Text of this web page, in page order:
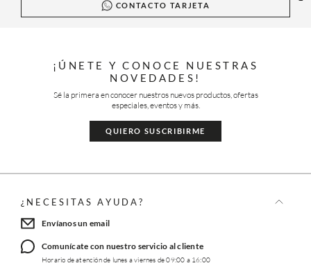
CONTACTO TARJETA
¡ÚNETE Y CONOCE NUESTRAS
NOVEDADES!
Sé la primera en conocer nuestros nuevos productos, ofertas
especiales, eventos y más.
QUIERO SUSCRIBIRME
¿NECESITAS AYUDA?
Envíanos un email
Comunícate con nuestro servicio al cliente
Horario de atención de lunes a viernes de 09:00 a 16:00